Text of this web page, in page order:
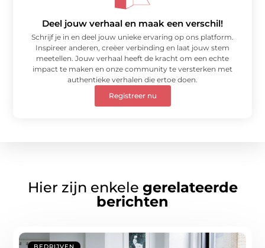
Deel jouw verhaal en maak een verschil!
Schrijf je in en deel jouw unieke ervaring op ons platform.
Inspireer anderen, creëer verbinding en laat jouw stem
meetellen. Jouw verhaal heeft de kracht om een echte
impact te maken en onze community te versterken met
authentieke verhalen die ertoe doen.
Registreer nu
Hier zijn enkele gerelateerde
berichten